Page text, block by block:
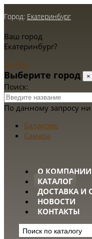
Город: Екатеринбург
Ваш город
Екатеринбург?
Да Нет
Выберите город ×
Поиск:
По данному запросу
Балаково
Самара
О КОМПАНИИ
КАТАЛОГ
ДОСТАВКА И
НОВОСТИ
КОНТАКТЫ